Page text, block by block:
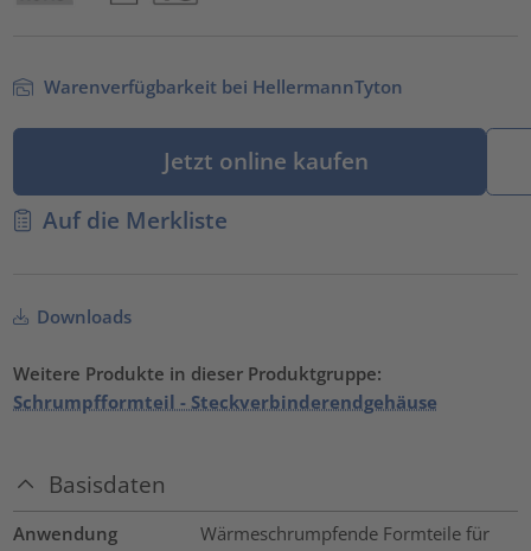
Warenverfügbarkeit bei HellermannTyton
Jetzt online kaufen
Auf die Merkliste
Downloads
Weitere Produkte in dieser Produktgruppe:
Schrumpfformteil - Steckverbinderendgehäuse
Basisdaten
Anwendung
Wärmeschrumpfende Formteile für